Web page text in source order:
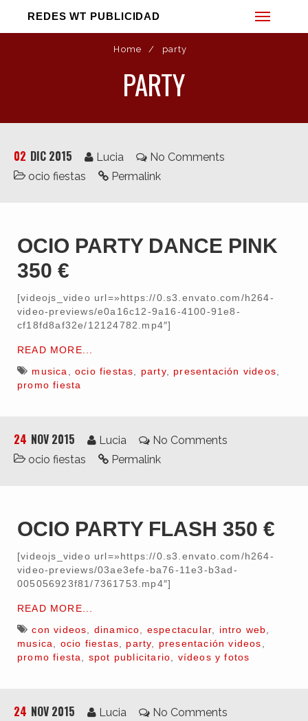
REDES WT PUBLICIDAD
Web
Fotografía
3D
Clientes
Home / party
PARTY
02 DIC 2015 Lucia
No Comments
ocio fiestas
Permalink
OCIO PARTY DANCE PINK
350 €
[videojs_video url=»https://0.s3.envato.com/h264-
video-previews/e0a16c12-9a16-4100-91e8-
cf18fd8af32e/12124782.mp4″]
READ MORE...
musica
,ocio fiestas party, presentación videos
promo fiesta
24 NOV 2015 Lucia
No Comments
ocio fiestas
Permalink
OCIO PARTY FLASH 350 €
[videojs_video url=»https://0.s3.envato.com/h264-
video-previews/03ae3efe-ba76-11e3-b3ad-
005056923f81/7361753.mp4″]
READ MORE...
con videos
dinamico espectacular intro web
musica
ocio fiestas party presentación videos
promo fiesta
spot publicitario vídeos y fotos
24 NOV 2015 Lucia
No Comments